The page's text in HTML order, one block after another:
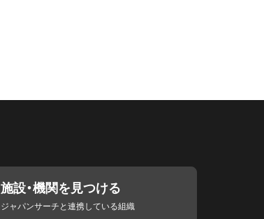
施設・機関を見つける
ジャパンサーチと連携している組織